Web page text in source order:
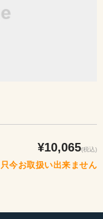
¥10,065(税込)
只今お取扱い出来ません